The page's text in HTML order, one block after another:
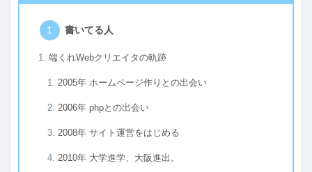
書いてる人
端くれWebクリエイタの軌跡
2005年 ホームページ作りとの出会い
2006年 phpとの出会い
2008年 サイト運営をはじめる
2010年 大学進学、大阪進出。